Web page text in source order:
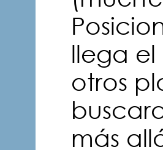
llega
otros
más